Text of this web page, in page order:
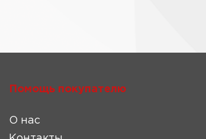
Помощь покупателю
О нас